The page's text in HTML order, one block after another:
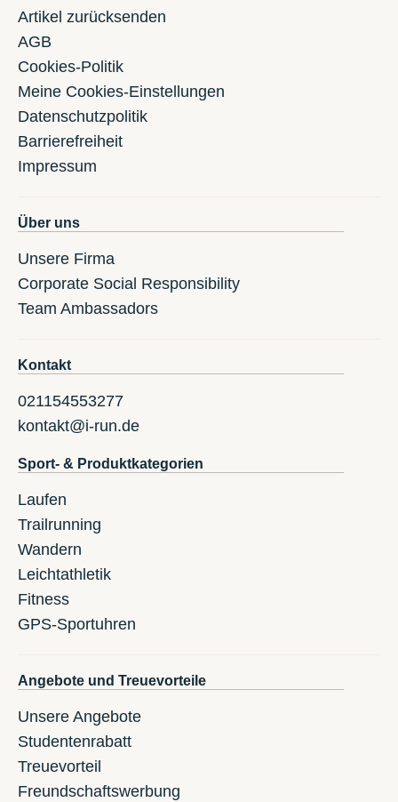
Artikel zurücksenden
AGB
Cookies-Politik
Meine Cookies-Einstellungen
Datenschutzpolitik
Barrierefreiheit
Impressum
Über uns
Unsere Firma
Corporate Social Responsibility
Team Ambassadors
Kontakt
021154553277
kontakt@i-run.de
Sport- & Produktkategorien
Laufen
Trailrunning
Wandern
Leichtathletik
Fitness
GPS-Sportuhren
Angebote und Treuevorteile
Unsere Angebote
Studentenrabatt
Treuevorteil
Freundschaftswerbung